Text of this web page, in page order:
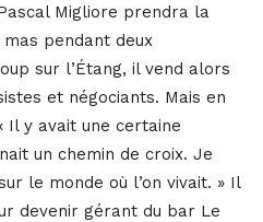
Migliore prendra la
pendant deux
sur l’Étang, il vend alors
et négociants. Mais en
Il y avait une certaine
un chemin de croix. Je
le monde où l’on vivait. » Il
devenir gérant du bar Le